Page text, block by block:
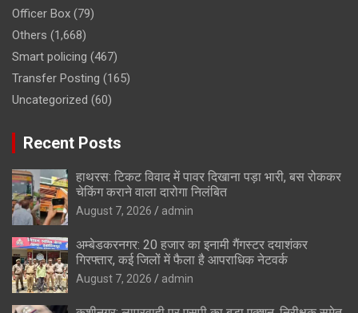
Officer Box (79)
Others (1,668)
Smart policing (467)
Transfer Posting (165)
Uncategorized (60)
Recent Posts
हाथरस: टिकट विवाद में पावर दिखाना पड़ा भारी, बस रोककर
चेकिंग कराने वाला दारोगा निलंबित
August 7, 2026 admin
अम्बेडकरनगर: 20 हजार का इनामी गैंगस्टर दयाशंकर
गिरफ्तार, कई जिलों में फैला है आपराधिक नेटवर्क
August 7, 2026 admin